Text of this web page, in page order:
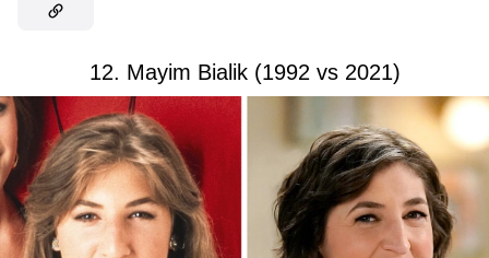
12. Mayim Bialik (1992 vs 2021)